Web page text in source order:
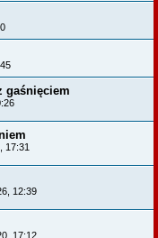
gaśnięciem
17:31
12:39
17:12